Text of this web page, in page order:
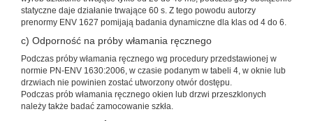
statyczne daje działanie trwające 60 s. Z tego powodu autorzy
prenormy ENV 1627 pomijają badania dynamiczne dla klas od 4 do 6.
c) Odporność na próby włamania ręcznego
Podczas próby włamania ręcznego wg procedury przedstawionej w
normie PN-ENV 1630:2006, w czasie podanym w tabeli 4, w oknie lub
drzwiach nie powinien zostać utworzony otwór dostępu.
Podczas prób włamania ręcznego okien lub drzwi przeszklonych
należy także badać zamocowanie szkła.